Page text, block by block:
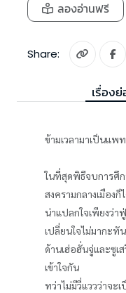
ลองอ่านฟรี
Share:
เรื่องย่
ข้ามเวลามาเป็นแพ
ในที่สุดพิธีจบการศึก
สงครามกลางเมือง
น่าแปลกใจเพียงว่า
เปลี่ยนใจไม่มากะทั
ด้านเฮ่อฮั่นจู่และซู
เข้าใจกัน
ทว่าไม่มีวี่แววว่าจะ